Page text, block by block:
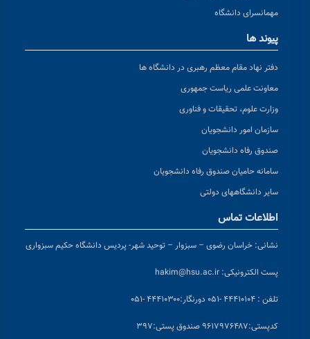
مهمانسرای دانشگاه
پیوند ها
دفتر نهاد مقام معظم رهبری در دانشگاه ها
معاونت علمی ریاست جمهوری
وزارت علوم، تحقیقات و فناوری
سازمان امور دانشجویان
صندوق رفاه دانشجویان
سامانه حامیان صندوق رفاه دانشجویان
سایر دانشگاههای دولتی
اطلاعات تماس
نشانی: خراسان رضوی – سبزوار – توحید شهر- پردیس دانشگاه حکیم سبزواری
پست الکترونیکی: hakim@hsu.ac.ir
تلفن : ۴۴۴۱۰۱۰۴ -۰۵۱ دورنگار:۴۴۴۱۰۳۰۰ -۰۵۱
کدپستی:۹۶۱۷۹۷۶۴۸۷ صندوق پستی:۳۹۷